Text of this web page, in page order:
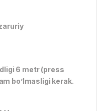
6 metr (press
bo’lmasligi kerak.